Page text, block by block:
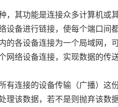
，其功能是连接众多计算机或
设备进行链接，使每个端口间
的各设备连接为一个局域网，
络设备连接，实现数据的传送
有连接的设备传输（广播）这
理该数据，若不是则抛弃该数